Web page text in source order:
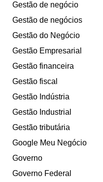
Gestão de negócio
Gestão de negócios
Gestão do Negócio
Gestão Empresarial
Gestão financeira
Gestão fiscal
Gestão Indústria
Gestão Industrial
Gestão tributária
Google Meu Negócio
Governo
Governo Federal